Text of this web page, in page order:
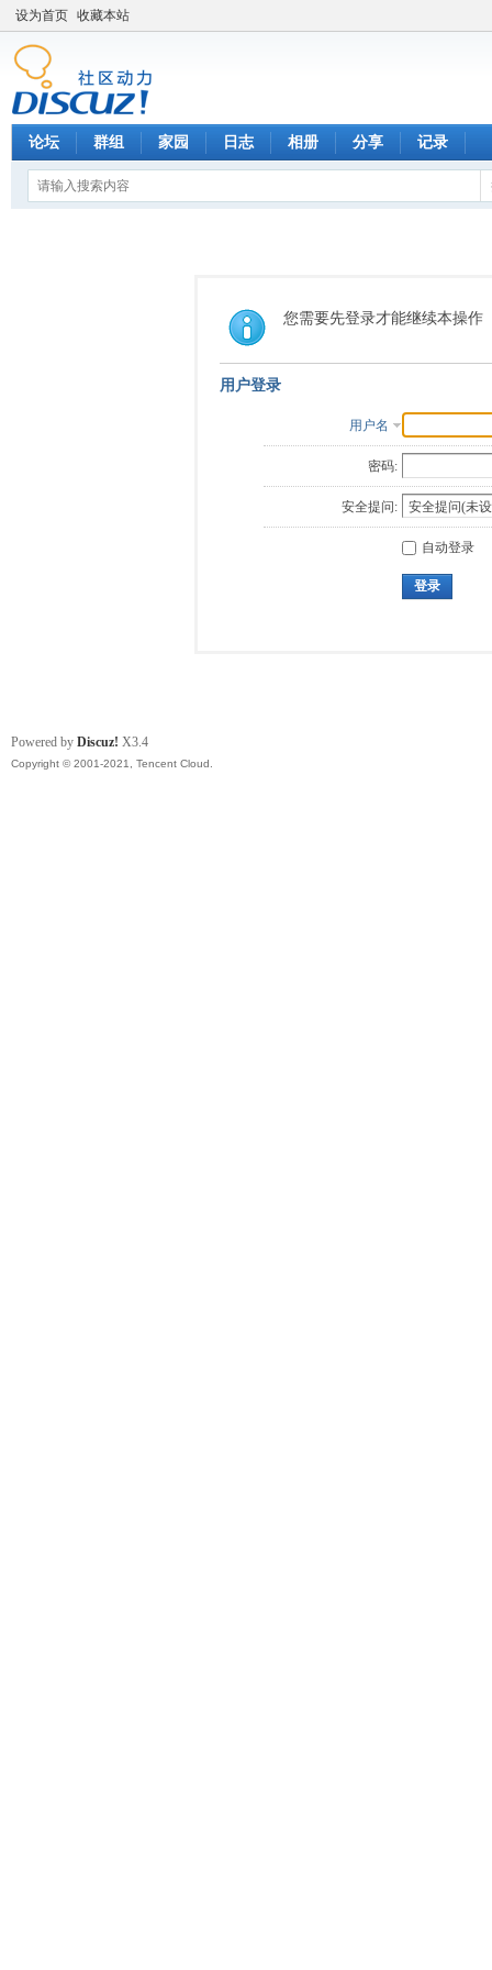
设为首页 收藏本站
论坛 群组 家园 日志 相册 分享 记录
您需要先登录才能继续本操作
用户登录
用户名
密码:
安全提问:
自动登录
登录
Powered by Discuz! X3.4
Copyright © 2001-2021, Tencent Cloud.